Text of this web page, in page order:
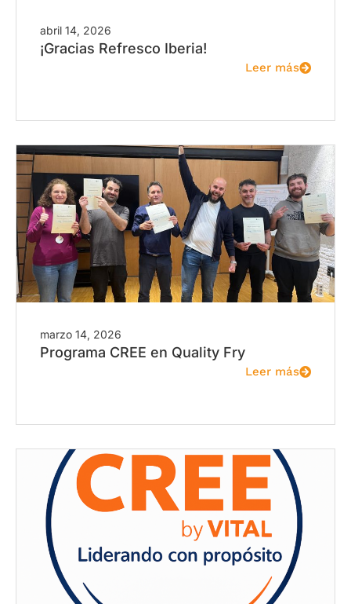
abril 14, 2026
¡Gracias Refresco Iberia!
Leer más
marzo 14, 2026
Programa CREE en Quality Fry
Leer más